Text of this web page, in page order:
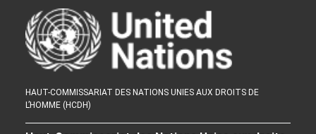
HAUT-COMMISSARIAT DES NATIONS UNIES AUX DROITS DE
L’HOMME (HCDH)